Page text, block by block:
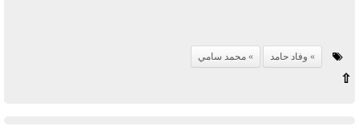
وفاد حامد محمد سامي
⇧